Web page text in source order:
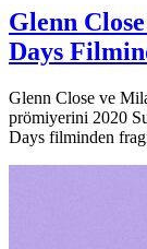
Glenn
Days
Glenn Close ve
prömiyerini 2020
Days filminden